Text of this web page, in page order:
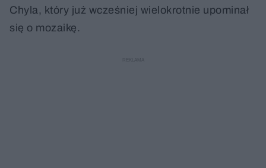
Chyla, który już wcześniej wielokrotnie upominał
się o mozaikę.